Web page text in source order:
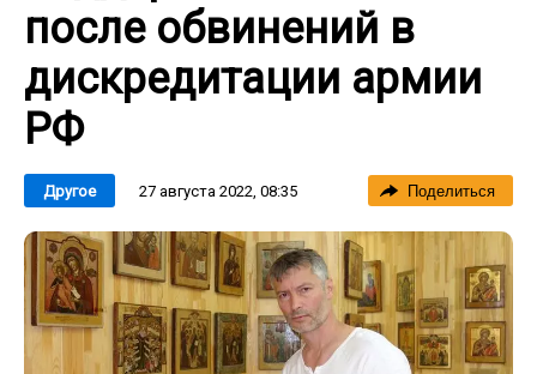
после обвинений в
дискредитации армии
РФ
Другое 27 августа 2022, 08:35 Поделиться